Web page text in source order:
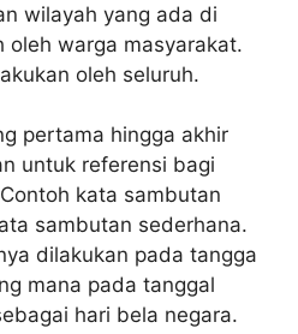
wilayah yang ada di
oleh warga masyarakat.
oleh seluruh.
pertama hingga akhir
untuk referensi bagi
kata sambutan
sambutan sederhana.
dilakukan pada tangga
mana pada tanggal
hari bela negara.